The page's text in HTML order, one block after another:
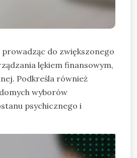
do zwiększonego
lękiem finansowym,
Podkreśla również
wyborów
psychicznego i